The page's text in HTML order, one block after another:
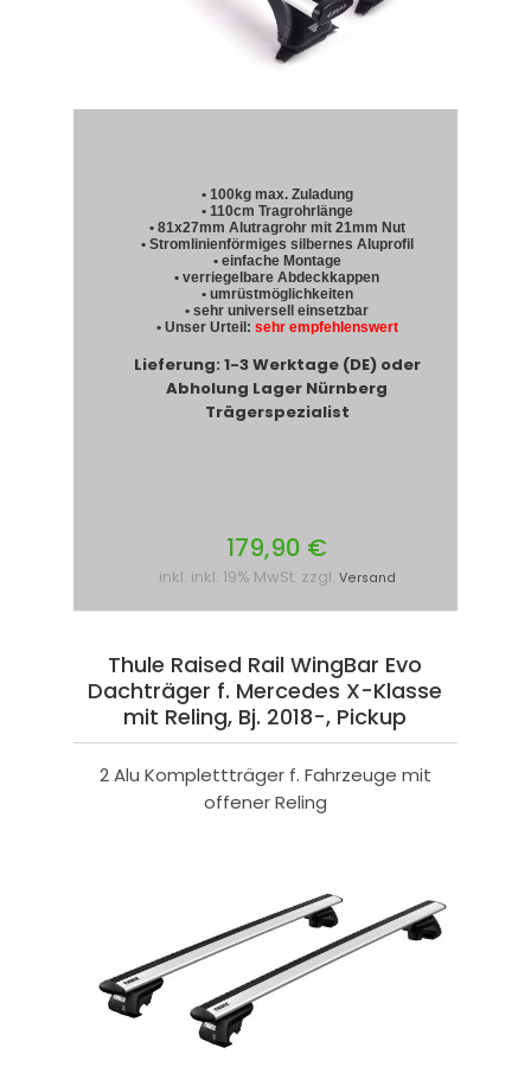
• 100kg max. Zuladung
• 110cm Tragrohrlänge
• 81x27mm Alutragrohr mit 21mm Nut
• Stromlinienförmiges silbernes Aluprofil
• einfache Montage
• verriegelbare Abdeckkappen
• umrüstmöglichkeiten
• sehr universell einsetzbar
• Unser Urteil: sehr empfehlenswert
Lieferung: 1-3 Werktage (DE) oder
Abholung Lager Nürnberg
Trägerspezialist
179,90 €
inkl. inkl. 19% MwSt. zzgl. Versand
Thule Raised Rail WingBar Evo
Dachträger f. Mercedes X-Klasse
mit Reling, Bj. 2018-, Pickup
2 Alu Komplettträger f. Fahrzeuge mit
offener Reling